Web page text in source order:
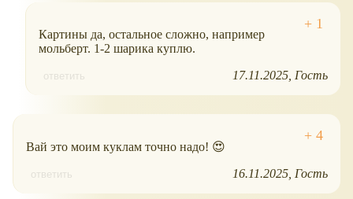
Картины да, остальное сложно, например
мольберт. 1-2 шарика куплю.
ответить 17.11.2025 Гость
Вай это моим куклам точно надо! 😍
ответить 16.11.2025 Гость